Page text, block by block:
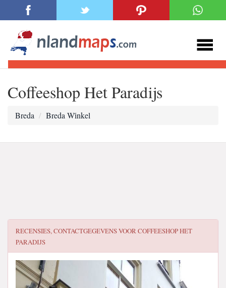
Coffeeshop Het Paradijs
Breda Breda Wi̇nkel
RECENSIES, CONTACTGEGEVENS VOORCOFFEESHOP HET
PARADIJS